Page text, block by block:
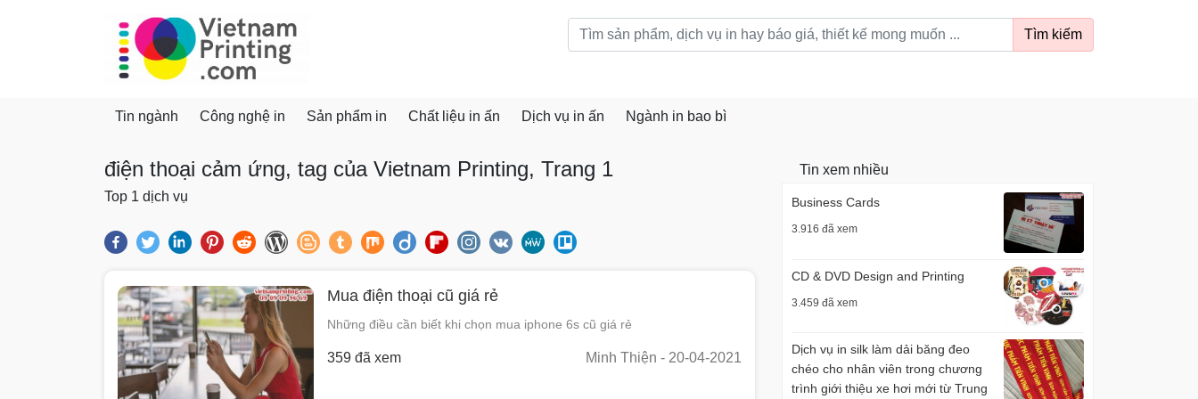
vietnamprinting.com
Tìm kiếm
Tin ngành Công nghệ in Sản phẩm in Chất liệu in ấn Dịch vụ in ấn Ngành in bao bì
điện thoại cảm ứng, tag của Vietnam Printing, Trang 1
Top 1 dịch vụ
Mua điện thoại cũ giá rẻ
Những điều cần biết khi chọn mua iphone 6s cũ giá rẻ
359 đã xem Minh Thiện - 20-04-2021
Tin xem nhiều
Business Cards
3.916 đã xem
CD & DVD Design and Printing
3.459 đã xem
Dịch vụ in silk làm dải băng đeo
chéo cho nhân viên trong chương
trình giới thiệu xe hơi mới từ Trung